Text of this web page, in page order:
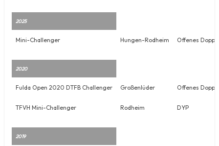
2025
Mini-Challenger Hungen-Rodheim Offenes
2020
Fulda Open 2020 DTFB Challenger Großenlüder Offenes
TFVH Mini-Challenger Rodheim DYP
2019